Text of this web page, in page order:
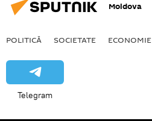
Moldova
POLITICĂ SOCIETATE ECONOMIE
Telegram